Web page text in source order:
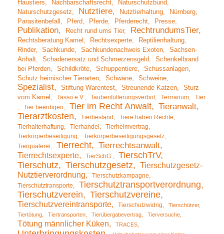
Haustiers
Nachbarschaftsrecht
Naturschutzbund
Naturschutzgesetz
Nutztiere Nutztierhaltung
Nürnberg
Parasitenbefall
Pferd Pferde Pferderecht Presse
Publikation Recht rund ums Tier RechtrundumsTier
Rechtsberatung Kamel Rechtsexperte
Reptilienhaltung
Rinder
Sachkunde Sachkundenachweis Exoten
Sachsen-
Anhalt
Schadenersatz und Schmerzensgeld
Schenkelbrand
bei Pferden
Schildkröte Schuppentiere
Schussanlagen
Schutz heimischer Tierarten
Schwäne Schweine
Spezialist Stiftung Warentest Streunende Katzen
Sturz
vom Kamel
Tasso e.V. Taubenfütterungsverbot Terrrarium
Tier
Tier beerdigen
Tier im Recht Anwalt Tieranwalt
Tierarztkosten Tierbestand
Tiere haben Rechte
Tierhalterhaftung
Tierhandel
Tierheimvertrag
Tierkörperbeseitigung
Tierkörperbeseitigungsgesetz
Tierquälerei
Tierrecht Tierrechtsanwalt
Tierrechtsexperte TierSchG
TierschTrV
Tierschutz
Tierschutzgesetz
Tierschutzgesetz-
Nutztierverordnung
Tierschutzkampagne
Tierschutztransporte
Tierschutztransportverordnung
Tierschutzverein
Tierschutzvereine
Tierschutzvereintransporte Tierschutzwidrig
Tierschützer
Tiertötung
Tiertransporten Tierübergabevertrag Tierversuche
Tötung männlicher Küken TRACES